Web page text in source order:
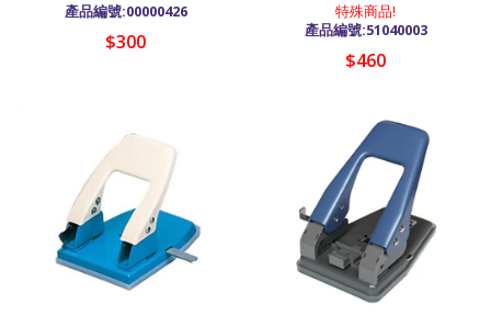
產品編號:00000426
$300
特殊商品!
產品編號:51040003
$460